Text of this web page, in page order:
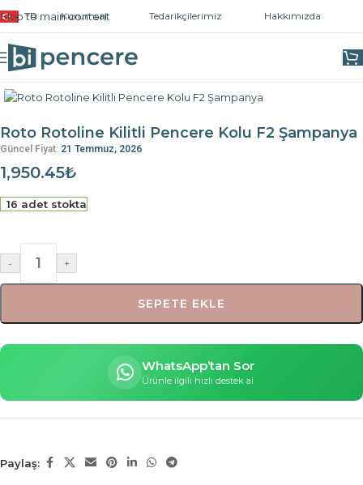
Skip to main content
TR Kurumsal Tedarikçilerimiz Hakkımızda
Ana Sayfa
Roto Rotoline Kilitli Pencere Kolu F2 Şampanya
Güncel Fiyat: 21 Temmuz, 2026
1,950.45₺
16 adet stokta
- +
SEPETE EKLE
WhatsApp’tan Sor
Ürünle ilgili hızlı destek al
Paylaş: